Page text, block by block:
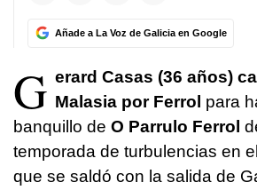
Añade a La Voz de Galicia en Google
G erard Casas (36 años)
Malasia por Ferrol para
banquillo de O Parrulo Ferrol
temporada de turbulencias en
que se saldó con la salida de